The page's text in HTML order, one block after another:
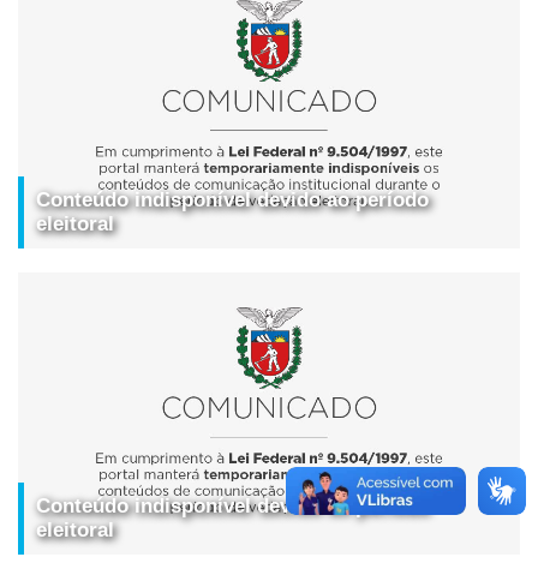
Conteúdo indisponível devido ao período
eleitoral
Conteúdo indisponível devido ao período
eleitoral